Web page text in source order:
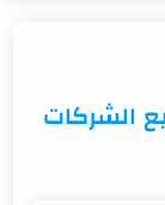
الشركات